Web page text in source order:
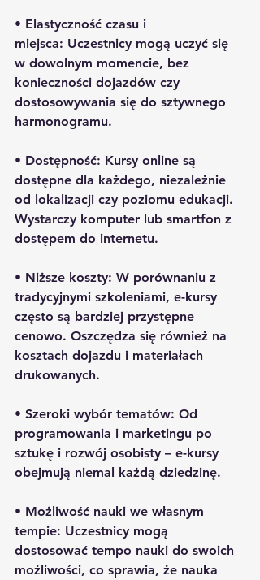
• Elastyczność czasu i
miejsca: Uczestnicy mogą uczyć się
w dowolnym momencie, bez
konieczności dojazdów czy
dostosowywania się do sztywnego
harmonogramu.
• Dostępność: Kursy online są
dostępne dla każdego, niezależnie
od lokalizacji czy poziomu edukacji.
Wystarczy komputer lub smartfon z
dostępem do internetu.
• Niższe koszty: W porównaniu z
tradycyjnymi szkoleniami, e-kursy
często są bardziej przystępne
cenowo. Oszczędza się również na
kosztach dojazdu i materiałach
drukowanych.
• Szeroki wybór tematów: Od
programowania i marketingu po
sztukę i rozwój osobisty – e-kursy
obejmują niemal każdą dziedzinę.
• Możliwość nauki we własnym
tempie: Uczestnicy mogą
dostosować tempo nauki do swoich
możliwości, co sprawia, że nauka